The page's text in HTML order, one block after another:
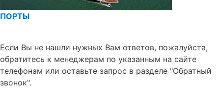
ПОРТЫ
Если Вы не нашли нужных Вам ответов, пожалуйста,
обратитесь к менеджерам по указанным на сайте
телефонам или оставьте запрос в разделе "Обратный
звонок".